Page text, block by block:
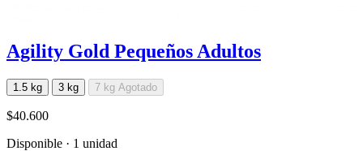
Agility Gold Pequeños Adultos
1.5 kg 3 kg 7 kg Agotado
$40.600
Disponible · 1 unidad